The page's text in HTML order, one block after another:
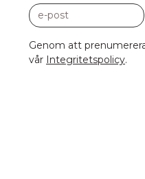
e-post
Genom att
vår Integritetspolicy.